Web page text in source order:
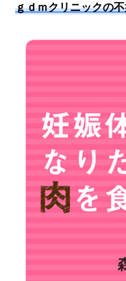
ｇｄｍクリニックの